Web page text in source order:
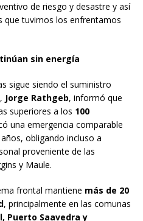
de riesgo y desastre y así
que tuvimos los enfrentamos
sin energía
sigue siendo el suministro
Jorge Rathgeb, informó que
superiores a los 100
una emergencia comparable
obligando incluso a
proveniente de las
y Maule.
frontal mantiene más de 20
, principalmente en las comunas
Puerto Saavedra y